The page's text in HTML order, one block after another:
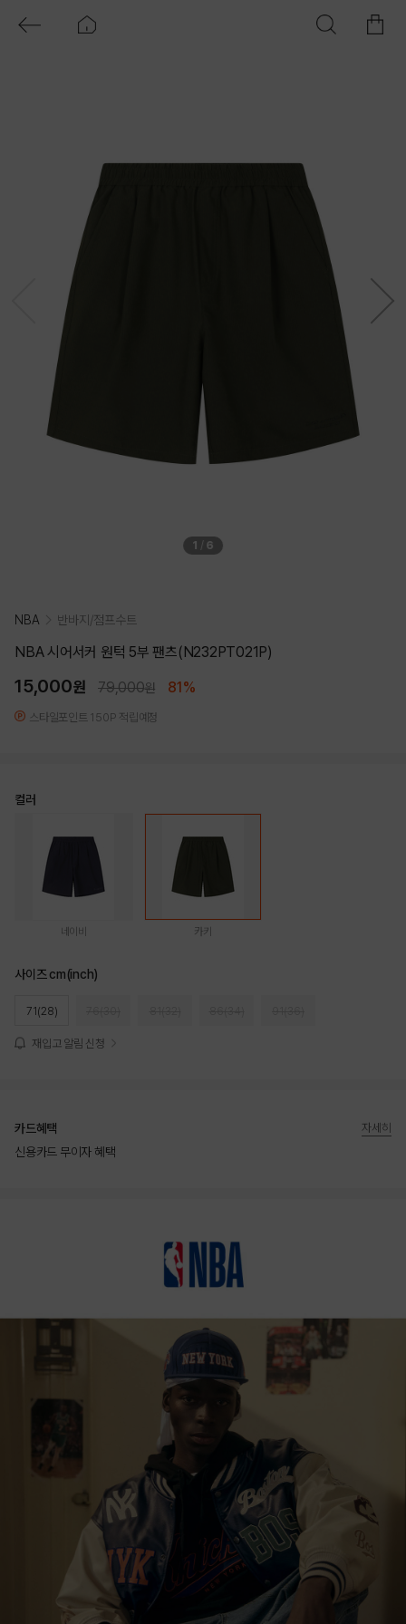
1 / 6
NBA 반바지/점프수트
NBA 시어서커 원턱 5부 팬츠(N232PT021P)
15,000원 79,000원 81%
스타일포인트 150P 적립예정
컬러
네이비 카키
사이즈 cm(inch)
71(28)
재입고 알림 신청
카드혜택
신용카드 무이자 혜택
자세히